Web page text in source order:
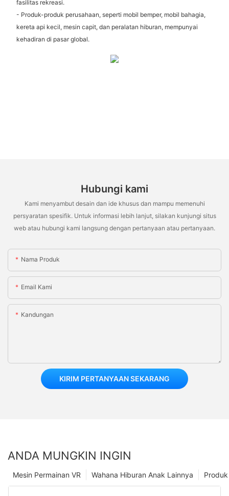
fasilitas rekreasi.
- Produk-produk perusahaan, seperti mobil bemper, mobil bahagia,
kereta api kecil, mesin capit, dan peralatan hiburan, mempunyai
kehadiran di pasar global.
Hubungi kami
Kami menyambut desain dan ide khusus dan mampu memenuhi
persyaratan spesifik. Untuk informasi lebih lanjut, silakan kunjungi situs
web atau hubungi kami langsung dengan pertanyaan atau pertanyaan.
Nama Produk
Email Kami
Kandungan
KIRIM PERTANYAAN SEKARANG
ANDA MUNGKIN INGIN
Wahana Hiburan Anak Lainnya
Mesin Permainan VR